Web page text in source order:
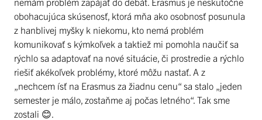
obohacujúca skúsenosť, ktorá mňa ako osobnosť posunula
z hanblivej myšky k niekomu, kto nemá problém
komunikovať s kýmkoľvek a taktiež mi pomohla naučiť sa
rýchlo sa adaptovať na nové situácie, či prostredie a rýchlo
riešiť akékoľvek problémy, ktoré môžu nastať. A z
„nechcem ísť na Erasmus za žiadnu cenu“ sa stalo „jeden
semester je málo, zostaňme aj počas letného“. Tak sme
zostali 😊.